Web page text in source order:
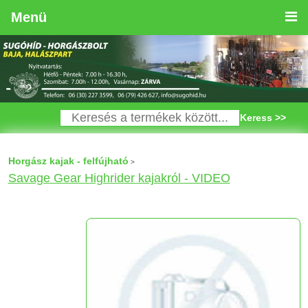
Menü
Keress >>
Horgász kajak - felfújható >
Savage Gear Highrider kajakról - VIDEO